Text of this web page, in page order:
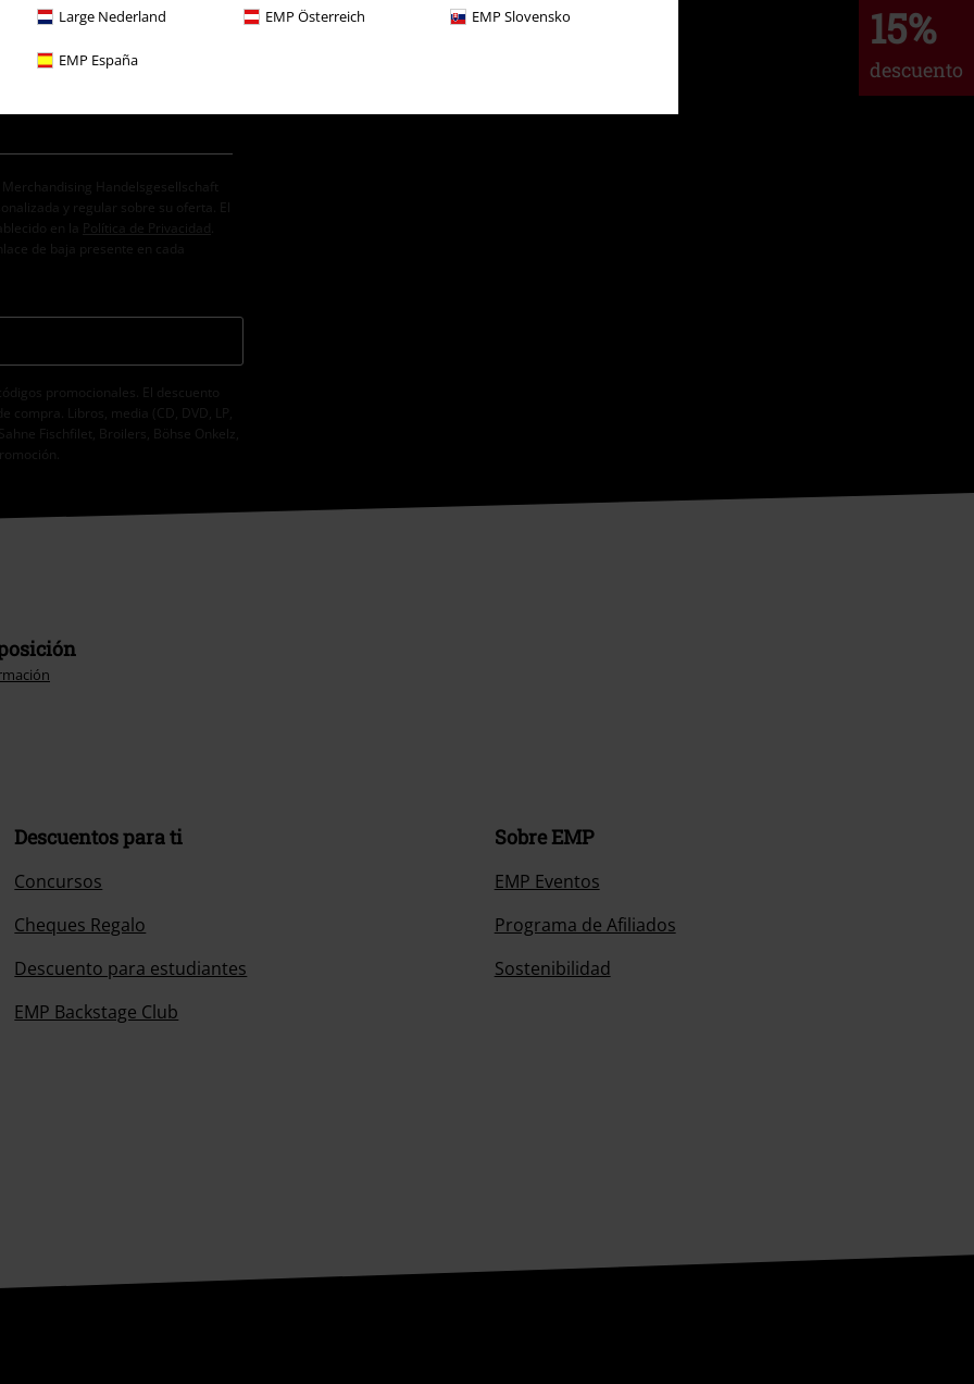
Large Nederland EMP Österreich EMP Slovensko
EMP España
15%
descuento
Handelsgesellschaft
y regular sobre su oferta. El
en la
Política de Privacidad
de baja presente en cada
promocionales. El descuento
compra. Libros, media (CD, DVD, LP,
Fischfilet, Broilers, Böhse Onkelz,
Descuentos para ti
Concursos
Cheques Regalo
Descuento para estudiantes
EMP Backstage Club
Sobre EMP
EMP Eventos
Programa de Afiliados
Sostenibilidad